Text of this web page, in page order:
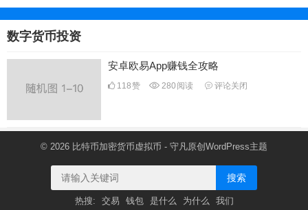
数字货币投资
安卓欧易App赚钱全攻略
118赞 280 阅读 评论关闭
© 2026 比特币加密货币虚拟币 - 守凡原创 WordPress主题
搜索
热搜: 交易 钱包 是什么 为什么 我们